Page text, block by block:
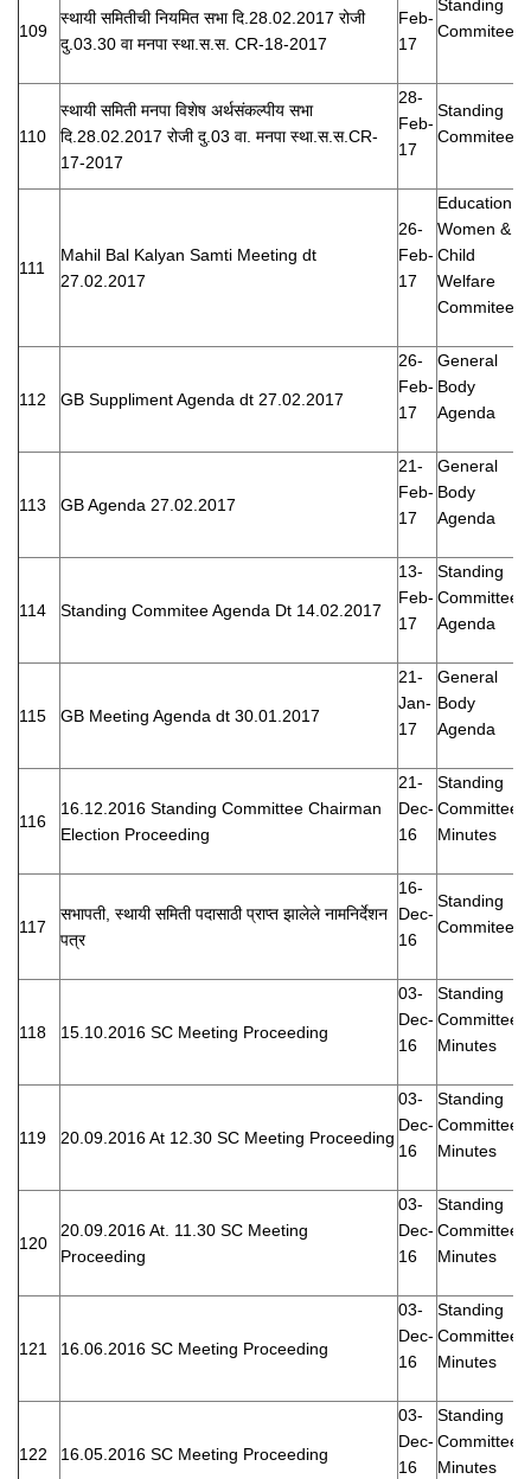
109
स्थायी समितीची नियमित सभा दि.28.02.2017 रोजी
दु.03.30 वा मनपा स्था.स.स. CR-18-2017
Feb-
17
Standing
Commitee
110
स्थायी समिती मनपा विशेष अर्थसंकल्पीय सभा
दि.28.02.2017 रोजी दु.03 वा. मनपा स्था.स.स.CR-
17-2017
28-
Feb-
17
Standing
Commitee
111
Mahil Bal Kalyan Samti Meeting dt
27.02.2017
26-
Feb-
17
Education,
Women &
Child
Welfare
Commitee
112 GB Suppliment Agenda dt 27.02.2017
26-
Feb-
17
General
Body
Agenda
113 GB Agenda 27.02.2017
21-
Feb-
17
General
Body
Agenda
114 Standing Commitee Agenda Dt 14.02.2017
13-
Feb-
17
Standing
Committee
Agenda
115 GB Meeting Agenda dt 30.01.2017
21-
Jan-
17
General
Body
Agenda
116
16.12.2016 Standing Committee Chairman
Election Proceeding
21-
Dec-
16
Standing
Committee
Minutes
117
सभापती, स्थायी समिती पदासाठी प्राप्त झालेले नामनिर्देशन
पत्र
16-
Dec-
16
Standing
Commitee
118 15.10.2016 SC Meeting Proceeding
03-
Dec-
16
Standing
Committee
Minutes
119 20.09.2016 At 12.30 SC Meeting Proceeding
03-
Dec-
16
Standing
Committee
Minutes
120
20.09.2016 At. 11.30 SC Meeting
Proceeding
03-
Dec-
16
Standing
Committee
Minutes
121 16.06.2016 SC Meeting Proceeding
03-
Dec-
16
Standing
Committee
Minutes
122 16.05.2016 SC Meeting Proceeding
03-
Dec-
16
Standing
Committee
Minutes